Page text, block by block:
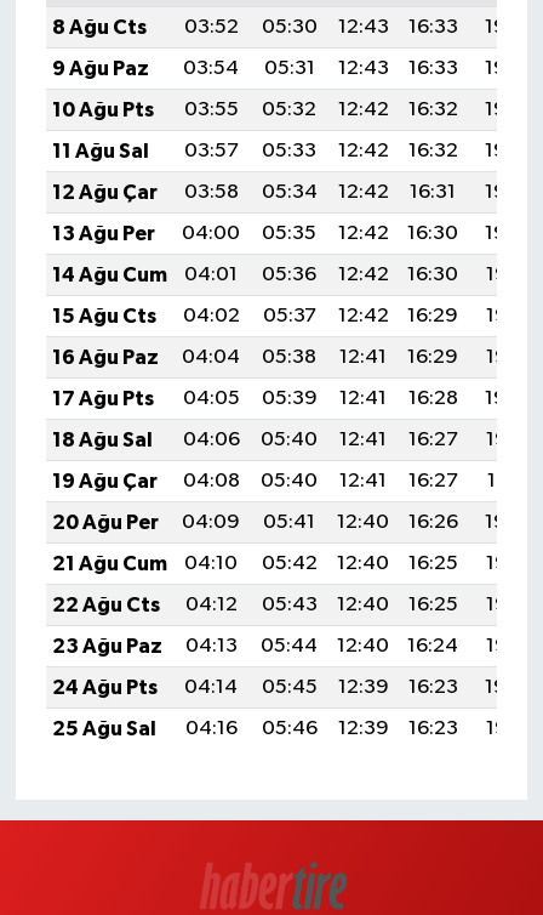
8 Ağu Cts
03:52 05:30 12:43 16:33
19:45
9 Ağu Paz
03:54 05:31 12:43 16:33
19:44
10 Ağu Pts
03:55 05:32 12:42 16:32
19:43
11 Ağu Sal
03:57 05:33 12:42 16:32
19:42
12 Ağu Çar
03:58 05:34 12:42 16:31
19:40
13 Ağu Per
04:00 05:35 12:42 16:30
19:39
14 Ağu Cum
04:01 05:36 12:42 16:30
19:38
15 Ağu Cts
04:02 05:37 12:42 16:29
19:36
16 Ağu Paz
04:04 05:38 12:41 16:29
19:35
17 Ağu Pts
04:05 05:39 12:41 16:28
19:34
18 Ağu Sal
04:06 05:40 12:41 16:27
19:32
19 Ağu Çar
04:08 05:40 12:41 16:27
19:31
20 Ağu Per
04:09 05:41 12:40 16:26
19:30
21 Ağu Cum
04:10 05:42 12:40 16:25
19:28
22 Ağu Cts
04:12 05:43 12:40 16:25
19:27
23 Ağu Paz
04:13 05:44 12:40 16:24
19:25
24 Ağu Pts
04:14 05:45 12:39 16:23
19:24
25 Ağu Sal
04:16 05:46 12:39 16:23 19:22